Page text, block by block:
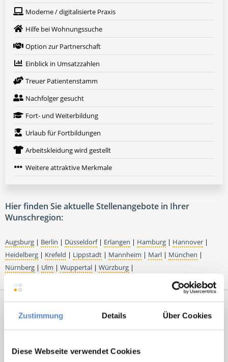
Zustimmung Details Über Cookies
Diese Webseite verwendet Cookies
Moderne / digitalisierte Praxis
Hilfe bei Wohnungssuche
Option zur Partnerschaft
Einblick in Umsatzzahlen
Treuer Patientenstamm
Nachfolger gesucht
Fort- und Weiterbildung
Urlaub für Fortbildungen
Arbeitskleidung wird gestellt
Weitere attraktive Merkmale
Hier finden Sie aktuelle Stellenangebote in Ihrer
Wunschregion:
Augsburg | Berlin | Düsseldorf| Erlangen | Hamburg | Hannover |
Heidelberg | Krefeld | Lippstadt | Mannheim | Marl | München |
Nürnberg | Ulm | Wuppertal | Würzburg |
Premium-Stellenangebote in der
Region Demmin: